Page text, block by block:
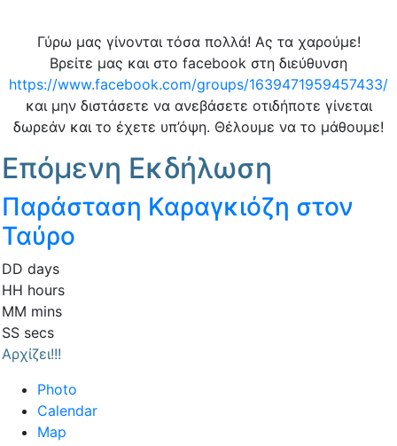
Γύρω μας γίνονται τόσα πολλά! Ας τα χαρούμε!
Βρείτε μας και στο facebook στη διεύθυνση
https://www.facebook.com/groups/1639471959457433/
και μην διστάσετε να ανεβάσετε οτιδήποτε γίνεται
δωρεάν και το έχετε υπ’όψη. Θέλουμε να το μάθουμε!
Επόμενη Εκδήλωση
Παράσταση Καραγκιόζη στον
Ταύρο
DD days
HH hours
MM mins
SS secs
Αρχίζει!!!
Photo
Calendar
Map